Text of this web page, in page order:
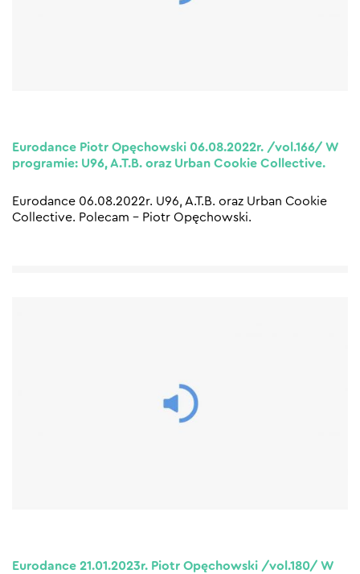
Eurodance Piotr Opęchowski 06.08.2022r. /vol.166/ W
programie: U96, A.T.B. oraz Urban Cookie Collective.
Eurodance 06.08.2022r. U96, A.T.B. oraz Urban Cookie
Collective. Polecam – Piotr Opęchowski.
Eurodance 21.01.2023r. Piotr Opęchowski /vol.180/ W